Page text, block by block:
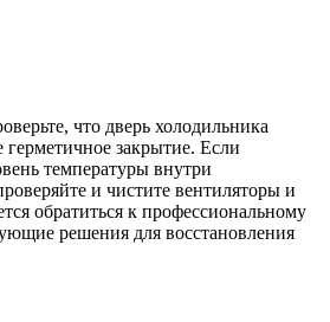
что дверь холодильника
закрытие. Если
температуры внутри
и чистите вентиляторы и
обратиться к профессиональному
решения для восстановления